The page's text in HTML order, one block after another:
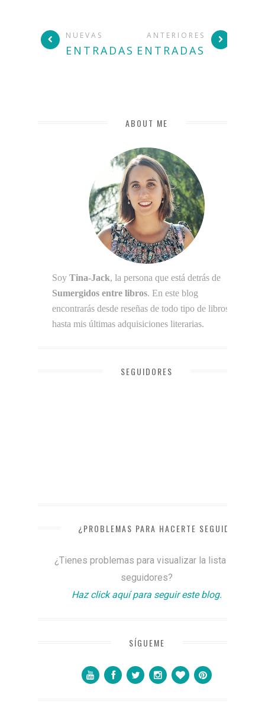
NUEVAS
ENTRADAS
ANTERIORES
ENTRADAS
ABOUT ME
Soy Tina-Jack, la persona que está detrás de
Sumergidos entre libros. En este blog
encontrarás desde reseñas de todo tipo de libros
hasta mis últimas adquisiciones literarias.
SEGUIDORES
¿PROBLEMAS PARA HACERTE SEGUIDOR?
¿Tienes problemas para visualizar la lista de
seguidores?
Haz click aquí para seguir este blog.
SÍGUEME